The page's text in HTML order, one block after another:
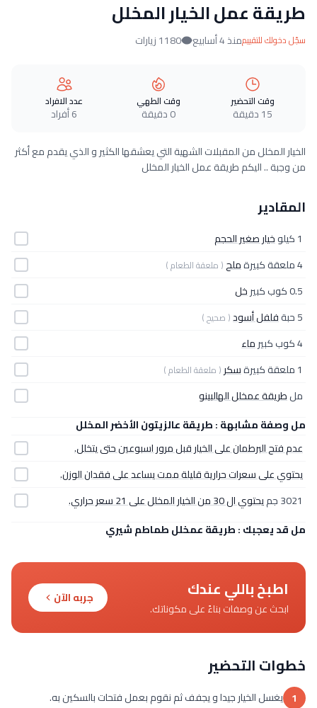
طريقة عمل الخيار المخلل
سجّل دخولك للتقييممنذ 4 أسابيع 1180 زيارات
وقت التحضير
15 دقيقة
وقت الطهي
0 دقيقة
عدد الافراد
6 أفراد
الخيار المخلل من المقبلات الشهية التي يعشقها الكثير و الذي يقدم مع أكثر
من وجبة .. اليكم طريقة عمل الخيار المخلل
المقادير
1 كيلو
خيار صغير الحجم
4 ملعقة كبيرة
ملح( ملعقة الطعام )
0.5 كوب كبير
خل
5 حبة
فلفل أسود( صحيح )
4 كوب كبير
ماء
1 ملعقة كبيرة
سكر ( ملعقة الطعام )
ملطريقة عمخلل الهالبينو
مل وصفة مشابهة : طريقة عالزيتون الأخضر المخلل
عدم فتح البرطمان على الخيار قبل مرور اسبوعين حتى يتخلل.
يحتوي على سعرات حرارية قليلة ممت يساعد على فقدان الوزن.
3021 جم
يحتوي ال 30 من الخيار المخلل على 21 سعر حراري.
مل قد يعجبك : طريقة عمخلل طماطم شيري
اطبخ باللي عندك
ابحث عن وصفات بناءً على مكوناتك.
جربه الآن
خطوات التحضير
1 يغسل الخيار جيدا و يجفف ثم نقوم بعمل فتحات بالسكين به.